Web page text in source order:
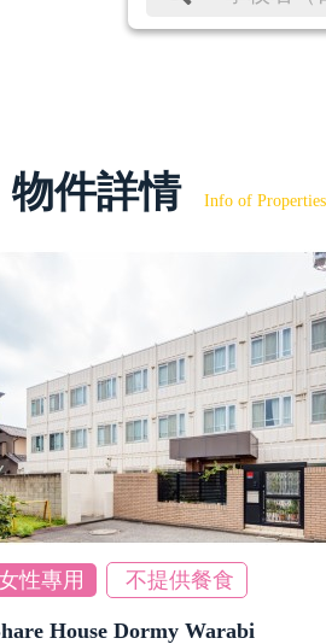
物件詳情 Info of Properties
性專用 不提供餐食
House Dormy Warabi